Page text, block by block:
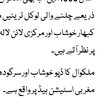
ذریعے چلنے والی لوکل
کبھار خوشاب اور مرکزی لائن
پر نظر آتے ہیں۔
ملکوال کا ڈپو خوشاب اور
مغربی اسٹیشن ہیڈ پر واقع ہے۔